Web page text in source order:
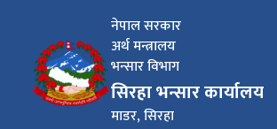
नेपाल सरकार
अर्थ मन्त्रालय
भन्सार विभाग
सिरहा भन्सार कार्यालय
माडर, सिरहा